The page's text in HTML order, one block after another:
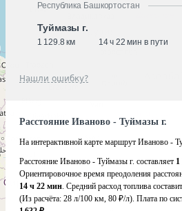
Республика Башкортостан
Туймазы г.
1 129.8 км 14 ч 22 мин в пути
Нашли ошибку?
Расстояние Иваново - Туймазы г.
На интерактивной карте маршрут Иваново -
Расстояние Иваново - Туймазы г. составляет
Ориентировочное время преодоления
14 ч 22 мин. Средний расход топлива составит
(Из расчёта: 28 л/100 км, 80 ₽/л). Плата по